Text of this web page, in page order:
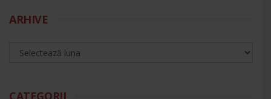
ARHIVE
CATEGORII